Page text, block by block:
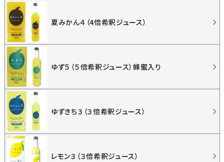
夏みかん４（4倍希釈ジュース）
ゆず５（５倍希釈ジュース）蜂蜜入り
ゆずきち３（３倍希釈ジュース）
レモン３（３倍希釈ジュース）